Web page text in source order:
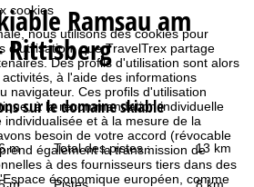
cookies
nous utilisons des cookies pour
d'utilisation, que TravelTrex partage
Des profils d'utilisation sont alors
à l'aide des informations
navigateur. Ces profils d'utilisation
à la recommandation individuelle
et à la mesure de la
besoin de votre accord (révocable
également la transmission de
à des fournisseurs tiers dans des
économique européen, comme
Ramsau am
Rittisberg
sur le domaine skiable
m Total des pistes : 13 km